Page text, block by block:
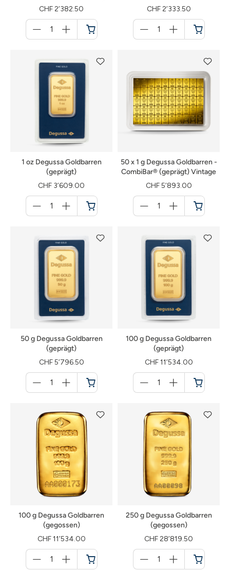
CHF 2’382.50
für
Warenkorb
CHF 2’333.50
für
Warenkorb
1 oz Degussa Goldbarren
(geprägt)
CHF 3’609.00
für
Warenkorb
50 x 1 g Degussa Goldbarren -
CombiBar® (geprägt) Vintage
CHF 5’893.00
für
Warenkorb
50 g Degussa Goldbarren
(geprägt)
CHF 5’796.50
für
Warenkorb
100 g Degussa Goldbarren
(geprägt)
CHF 11’534.00
für
Warenkorb
100 g Degussa Goldbarren
(gegossen)
CHF 11’534.00
für
250 g Degussa Goldbarren
(gegossen)
CHF 28’819.50
für